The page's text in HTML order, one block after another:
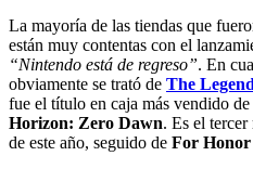
La mayoría de las tiendas que
están muy contentas con el
“Nintendo está de regreso”. En
obviamente se trató de The
fue el título en caja más vendido
Horizon: Zero Dawn. Es el
de este año, seguido de For Honor